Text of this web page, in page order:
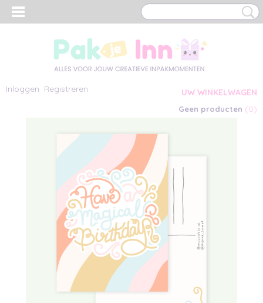
Inloggen Registreren UW WINKELWAGEN
Geen producten (0)